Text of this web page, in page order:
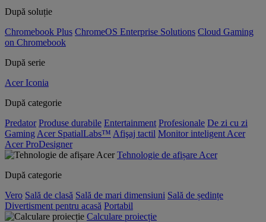
După soluție
Chromebook Plus ChromeOS Enterprise Solutions Cloud Gaming
on Chromebook
După serie
Acer Iconia
După categorie
Predator Produse durabile Entertainment Profesionale De zi cu zi
Gaming Acer SpatialLabs™ Afişaj tactil Monitor inteligent Acer
Acer ProDesigner
Tehnologie de afișare Acer
După categorie
Vero Sală de clasă Sală de mari dimensiuni Sală de ședințe
Divertisment pentru acasă Portabil
Calculare proiecție